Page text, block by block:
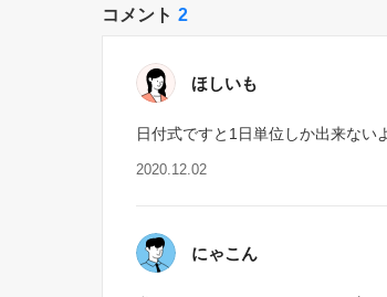
コメント 2
ほしいも
日付式ですと1日単位しか出来ない
2020.12.02
にゃこん